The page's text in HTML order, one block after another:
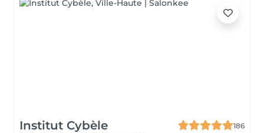
Institut Cybèle
186